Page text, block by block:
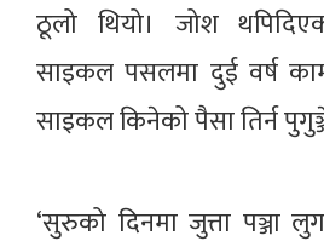
ठूलो थियो। जोश
साइकल पसलमा दुई वर्ष
साइकल किनेको पैसा तिर्न
‘सुरुको दिनमा जुत्ता पञ्जा